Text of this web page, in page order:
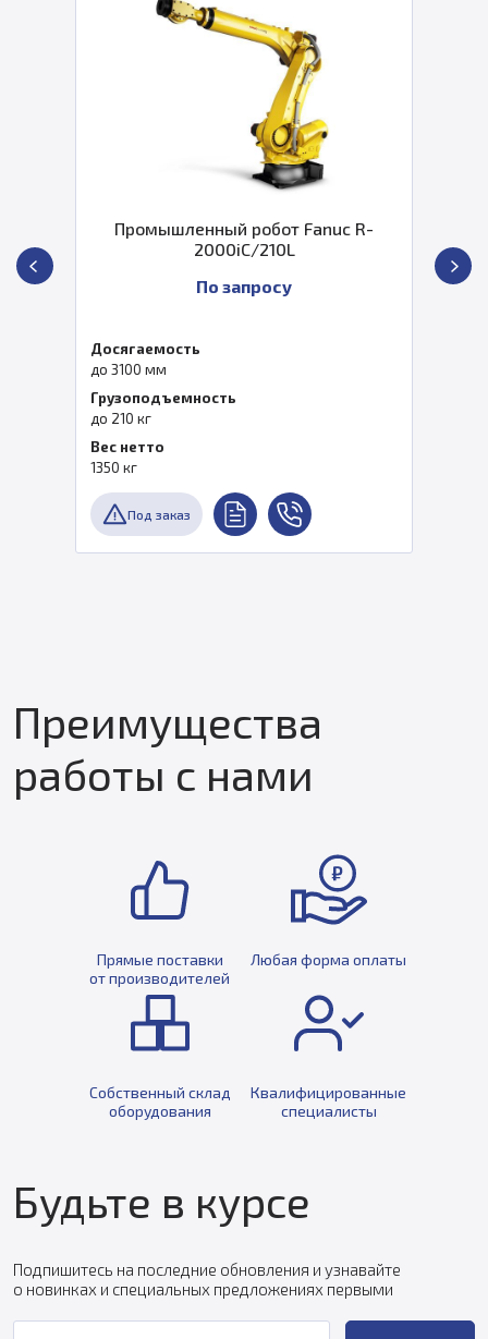
Промышленный робот Fanuc R-
2000iC/210L
По запросу
Досягаемость
до 3100 мм
Грузоподъемность
до 210 кг
Вес нетто
1350 кг
Под заказ
Преимущества
работы с нами
Прямые поставки
от производителей
Любая форма оплаты
Собственный склад
оборудования
Квалифицированные
специалисты
Будьте в курсе
Подпишитесь на последние обновления и узнавайте
о новинках и специальных предложениях первыми